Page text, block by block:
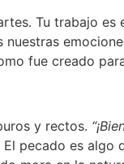
Tu trabajo
fue creado
y rectos.
pecado es algo